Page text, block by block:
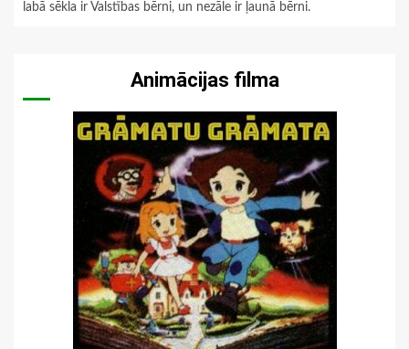
labā sēkla ir Valstības bērni, un nezāle ir ļaunā bērni.
Animācijas filma